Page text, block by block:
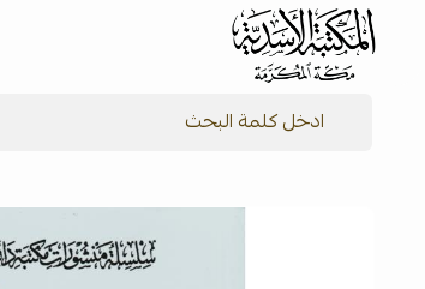
شركة المكتبة الأسدية للنشر والتوزيع